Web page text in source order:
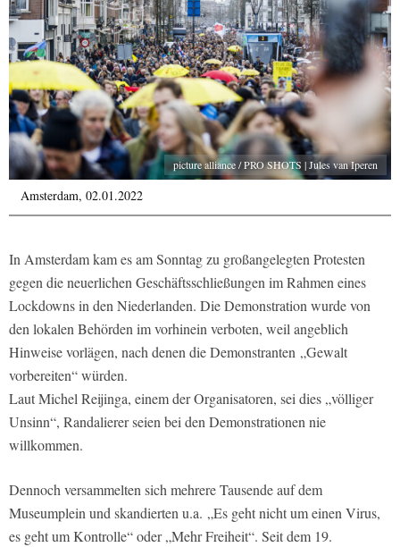
picture alliance / PRO SHOTS | Jules van Iperen
Amsterdam, 02.01.2022
In Amsterdam kam es am Sonntag zu großangelegten Protesten
gegen die neuerlichen Geschäftsschließungen im Rahmen eines
Lockdowns in den Niederlanden. Die Demonstration wurde von
den lokalen Behörden im vorhinein verboten, weil angeblich
Hinweise vorlägen, nach denen die Demonstranten „Gewalt
vorbereiten“ würden.
Laut Michel Reijinga, einem der Organisatoren, sei dies „völliger
Unsinn“, Randalierer seien bei den Demonstrationen nie
willkommen.
Dennoch versammelten sich mehrere Tausende auf dem
Museumplein und skandierten u.a. „Es geht nicht um einen Virus,
es geht um Kontrolle“ oder „Mehr Freiheit“. Seit dem 19.